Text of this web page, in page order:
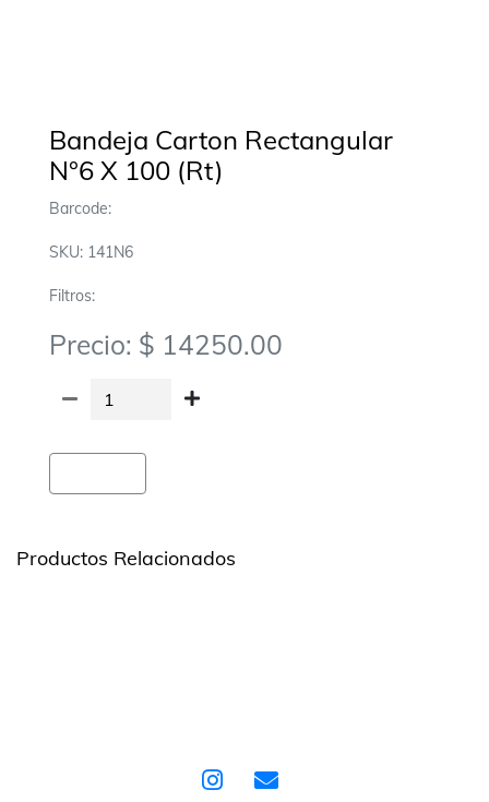
Bandeja Carton Rectangular
N°6 X 100 (Rt)
Barcode:
SKU: 141N6
Filtros:
Precio: $ 14250.00
Productos Relacionados